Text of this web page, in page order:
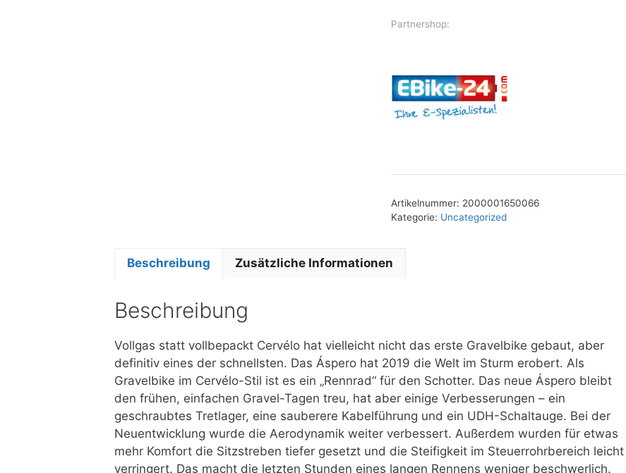
Partnershop:
Artikelnummer: 2000001650066
Kategorie: Uncategorized
Beschreibung Zusätzliche Informationen
Beschreibung
Vollgas statt vollbepackt Cervélo hat vielleicht nicht das erste Gravelbike gebaut, aber
definitiv eines der schnellsten. Das Áspero hat 2019 die Welt im Sturm erobert. Als
Gravelbike im Cervélo-Stil ist es ein „Rennrad“ für den Schotter. Das neue Áspero bleibt
den frühen, einfachen Gravel-Tagen treu, hat aber einige Verbesserungen – ein
geschraubtes Tretlager, eine sauberere Kabelführung und ein UDH-Schaltauge. Bei der
Neuentwicklung wurde die Aerodynamik weiter verbessert. Außerdem wurden für etwas
mehr Komfort die Sitzstreben tiefer gesetzt und die Steifigkeit im Steuerrohrbereich leicht
verringert. Das macht die letzten Stunden eines langen Rennens weniger beschwerlich.